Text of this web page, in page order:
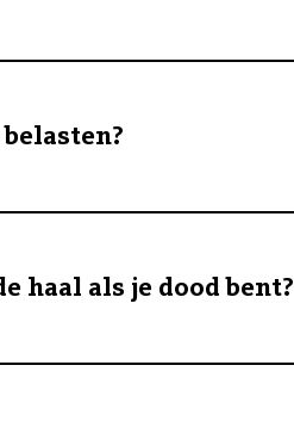
haal als je dood bent?